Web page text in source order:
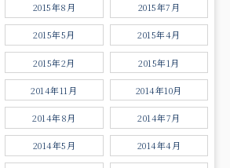
2015年8月 2015年7月
2015年5月 2015年4月
2015年2月 2015年1月
2014年11月 2014年10月
2014年8月 2014年7月
2014年5月 2014年4月